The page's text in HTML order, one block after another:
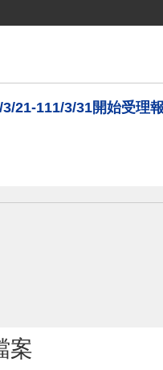
21-111/3/31開始受理
案